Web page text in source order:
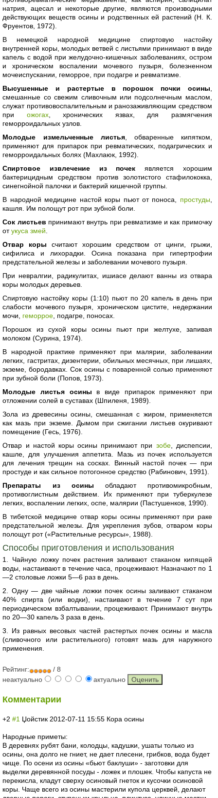
натрия, ацесал и некоторые другие, являются производными
действующих веществ осины и родственных ей растений (Н. К.
Фруентов, 1972).
В немецкой народной медицине спиртовую настойку
внутренней коры, молодых ветвей с листьями принимают в виде
капель с водой при желудочно-кишечных заболеваниях, остром
и хроническом воспалении мочевого пузыря, болезненном
мочеиспускании, геморрое, при подагре и ревматизме.
Высушенные и растертые в порошок почки осины
смешанные со свежим сливочным или подсолнечным маслом,
служат противовоспалительным и ранозаживляющим средством
при ожогах, хронических язвах, для размягчения
геморроидальных узлов.
Молодые измельченные листья, обваренные кипятком,
применяют для припарок при ревматических, подагрических и
геморроидальных болях (Махлаюк, 1992).
Спиртовое извлечение из почек является хорошим
бактерицидным средством против золотистого стафилококка,
синегнойной палочки и бактерий кишечной группы.
В народной медицине настой коры пьют от поноса, простуды,
кашля. Им полощут рот при зубной боли.
Сок листьев принимают внутрь при ревматизме и как примочку
отукуса змей
Отвар коры считают хорошим средством от цинги, грыжи,
сифилиса и лихорадки. Осина показана при гипертрофии
предстательной железы и заболевании мочевого пузыря.
При невралгии, радикулитах, ишиасе делают ванны из отвара
коры молодых деревьев.
Спиртовую настойку коры (1:10) пьют по 20 капель в день при
слабости мочевого пузыря, хроническом цистите, недержании
мочи, геморрое , подагре, поносах.
Порошок из сухой коры осины пьют при желтухе, запивая
молоком (Сурина, 1974).
В народной практике применяют при малярии, заболевании
легких, гастритах, дизентерии, обильных месячных, при лишаях,
экземе, бородавках. Сок осины с поваренной солью применяют
при зубной боли (Попов, 1973).
Молодые листья осины в виде припарок применяют при
отложении солей в суставах (Шпиленя, 1989).
Зола из древесины осины, смешанная с жиром, применяется
как мазь при экземе. Дымом при сжигании листьев окуривают
помещение (Гесь, 1976).
Отвар и настой коры осины принимают при зобе, диспепсии,
кашле, для улучшения аппетита. Мазь из почек используется
для лечения трещин на сосках. Винный настой почек — при
простуде и как сильное потогонное средство (Рабинович, 1991).
Препараты из осины обладают противомикробным,
противоглистным действием. Их применяют при туберкулезе
легких, воспалении легких, оспе, малярии (Пастушенков, 1990).
В тибетской медицине отвар коры осины применяют при раке
предстательной железы. Для укрепления зубов, отваром коры
полощут рот («Растительные ресурсы», 1988).
Способы приготовления и использования
1. Чайную ложку почек растения заливают стаканом кипящей
воды, настаивают в течение часа, процеживают. Назначают по 1
—2 столовые ложки 5—6 раз в день.
2. Одну — две чайные ложки почек осины заливают стаканом
40% спирта (или водки), настаивают в течение 7 сут при
периодическом взбалтывании, процеживают. Принимают внутрь
по 20—30 капель 3 раза в день.
3. Из равных весовых частей растертых почек осины и масла
(сливочного или растительного) готовят мазь для наружного
применения.
Рейтинг:
/ 8
неактуально
актуально
Комментарии
+2 #1 Џойстик 2012-07-11 15:55 Кора осины
Народные приметы:
В деревнях рубят бани, колодцы, кадушки, ушаты только из
осины, она долго не гниет, не дает плесени, грибков, вода будет
чище. По осени из осины «бьют баклуши» - заготовки для
выделки деревянной посуды - ложек и плошек. Чтобы капуста не
перекисла, кладут сверху осиновый гнеток и кусочки осиновой
коры. Чаще всего из осины мастерили купола церквей, делают